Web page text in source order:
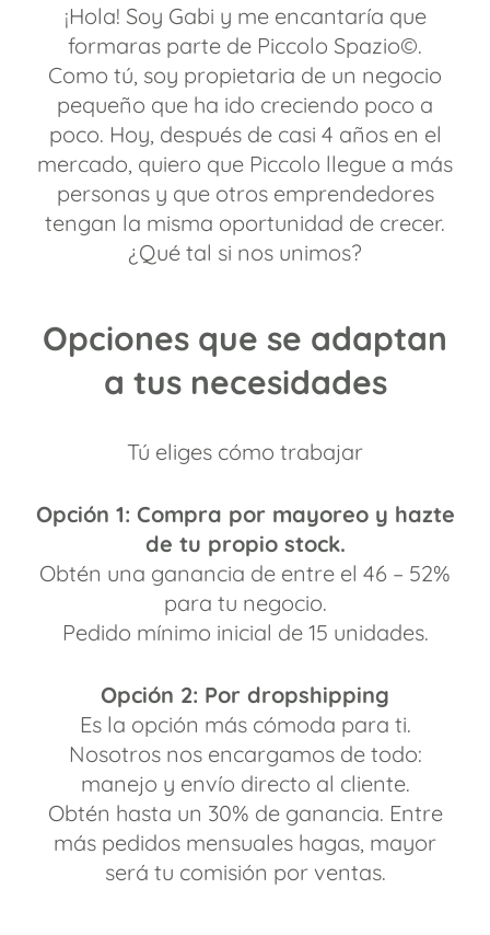
¡Hola! Soy Gabi y me encantaría que
formaras parte de Piccolo Spazio©.
Como tú, soy propietaria de un negocio
pequeño que ha ido creciendo poco a
poco. Hoy, después de casi 4 años en el
mercado, quiero que Piccolo llegue a más
personas y que otros emprendedores
tengan la misma oportunidad de crecer.
¿Qué tal si nos unimos?
Opciones que se adaptan
a tus necesidades
Tú eliges cómo trabajar
Opción 1: Compra por mayoreo y hazte
de tu propio stock.
Obtén una ganancia de entre el 46 – 52%
para tu negocio.
Pedido mínimo inicial de 15 unidades.
Opción 2: Por dropshipping
Es la opción más cómoda para ti.
Nosotros nos encargamos de todo:
manejo y envío directo al cliente.
Obtén hasta un 30% de ganancia. Entre
más pedidos mensuales hagas, mayor
será tu comisión por ventas.